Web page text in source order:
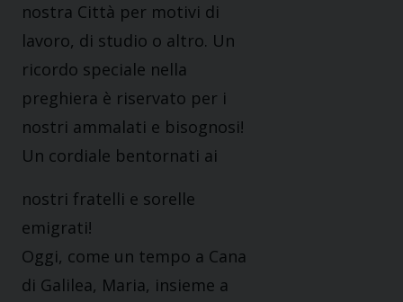
nostra Città per motivi di
lavoro, di studio o altro. Un
ricordo speciale nella
preghiera è riservato per i
nostri ammalati e bisognosi!
Un cordiale bentornati ai
nostri fratelli e sorelle
emigrati!
Oggi, come un tempo a Cana
di Galilea, Maria, insieme a